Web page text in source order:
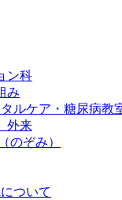
ン科
み
ルケア・糖尿病教
外来
のぞみ）
ついて